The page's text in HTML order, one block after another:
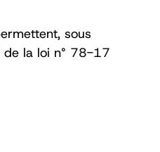
sous
de la loi n° 78-17